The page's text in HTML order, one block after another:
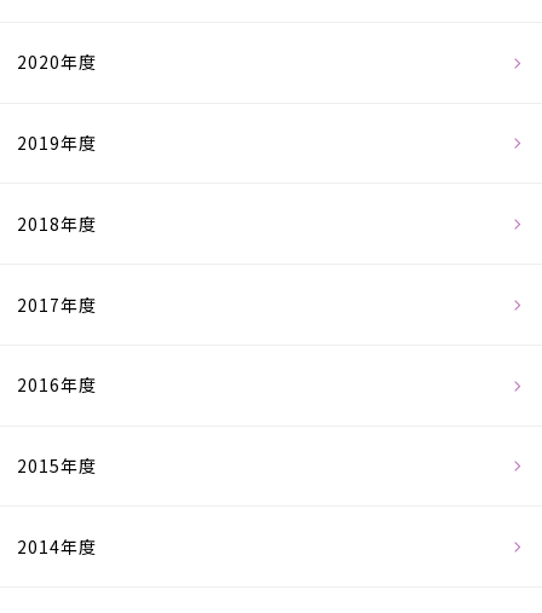
2020年度
2019年度
2018年度
2017年度
2016年度
2015年度
2014年度